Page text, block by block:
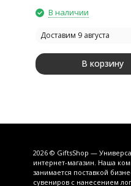
В наличии
Доставим 9 августа
В корзину
2026 © GiftsShop —
интернет-магазин. Наша
занимается поставкой
сувениров с нанесением